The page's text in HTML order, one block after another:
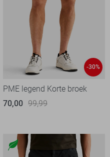
-30%
PME legend Korte broek
70,00 99,99